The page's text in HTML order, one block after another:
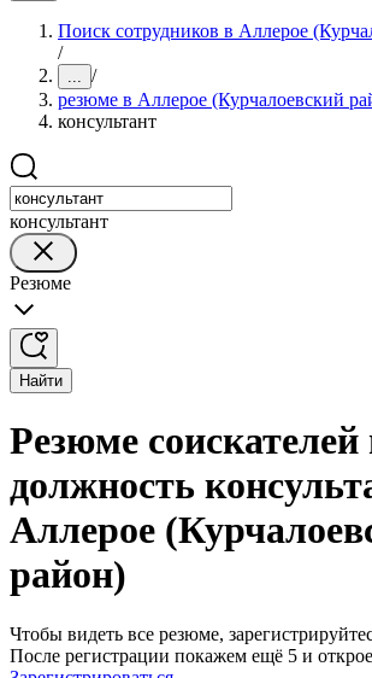
Поиск сотрудников в Аллерое
/
... /
резюме в Аллерое (Курчалоевский
консультант
консультант
Резюме
Найти
Резюме соискателей
должность
Аллерое
район)
Чтобы видеть все резюме,
После регистрации покажем ещё 5 и